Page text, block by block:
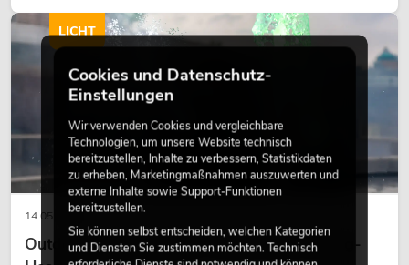
wirken lassen.
14.05.2026
Outdoor Moving-Heads: Wetterfeste Moving-
LICHT
Cookies und Datenschutz-
Einstellungen
Wir verwenden Cookies und vergleichbare
Technologien, um unsere Website technisch
bereitzustellen, Inhalte zu verbessern, Statistikdaten
zu erheben, Marketingmaßnahmen auszuwerten und
externe Inhalte sowie Support-Funktionen
bereitzustellen.
Sie können selbst entscheiden, welchen Kategorien
und Diensten Sie zustimmen möchten. Technisch